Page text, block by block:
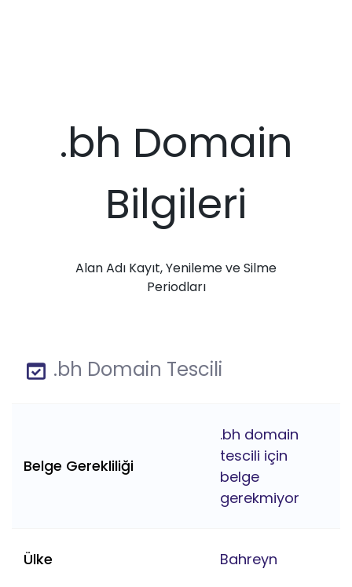
.bh Domain
Bilgileri
Alan Adı Kayıt, Yenileme ve Silme
Periodları
.bh Domain Tescili
Belge Gerekliliği
.bh domain
tescili için
belge
gerekmiyor
Ülke Bahreyn